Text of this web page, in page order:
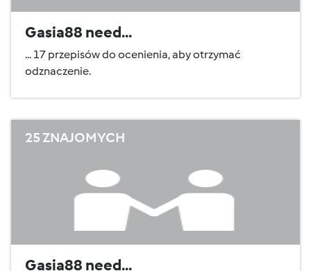
Gasia88 need...
... 17 przepisów do ocenienia, aby otrzymać
odznaczenie.
25 ZNAJOMYCH
Gasia88 need...